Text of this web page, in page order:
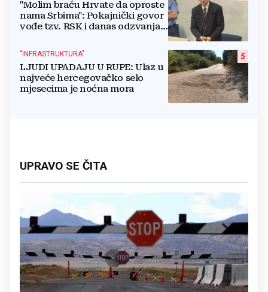
"Molim braću Hrvate da oproste
nama Srbima": Pokajnički govor
vođe tzv. RSK i danas odzvanja
5
"INFRASTRUKTURA"
LJUDI UPADAJU U RUPE: Ulaz u
najveće hercegovačko selo
mjesecima je noćna mora
UPRAVO SE ČITA